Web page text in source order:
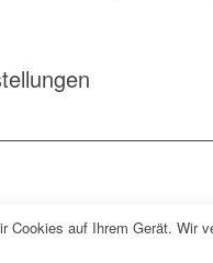
Cookies auf Ihrem Gerät. Wir